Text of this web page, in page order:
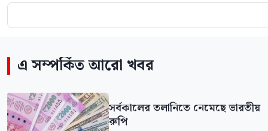
এ সম্পর্কিত আরো খবর
সর্বকালের তলানিতে নেমেছে ভারতীয়
রুপি